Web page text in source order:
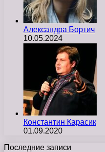
Александра Бортич
10.05.2024
Константин Карасик
01.09.2020
Последние записи